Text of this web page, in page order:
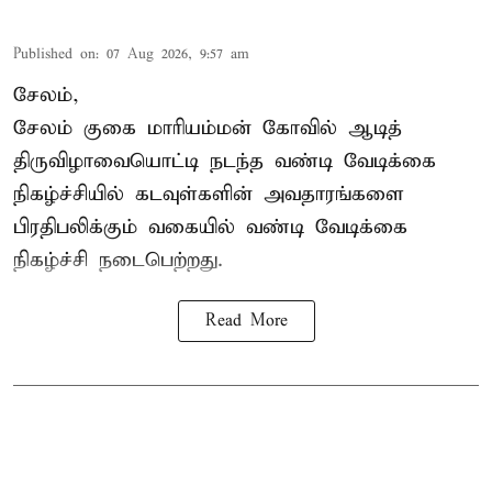
Published on: 07 Aug 2026, 9:57 am
சேலம்,
சேலம் குகை மாரியம்மன் கோவில் ஆடித்
திருவிழாவையொட்டி நடந்த வண்டி வேடிக்கை
நிகழ்ச்சியில் கடவுள்களின் அவதாரங்களை
பிரதிபலிக்கும் வகையில் வண்டி வேடிக்கை
நிகழ்ச்சி நடைபெற்றது.
Read More